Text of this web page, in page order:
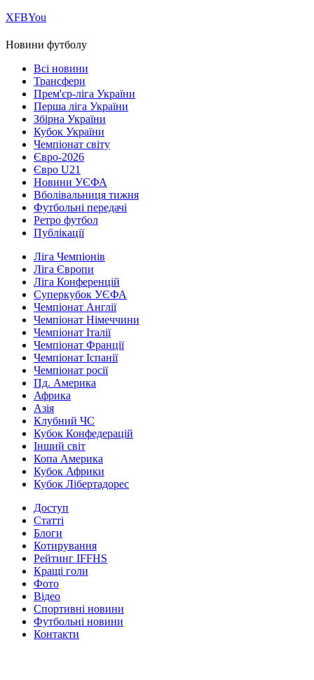
ХFBYou
Новини футболу
Всі новини
Трансфери
Прем'єр-ліга України
Перша ліга України
Збірна України
Кубок України
Чемпіонат світу
Євро-2026
Євро U21
Новини УЄФА
Вболівальниця тижня
Футбольні передачі
Ретро футбол
Публікації
Ліга Чемпіонів
Ліга Європи
Ліга Конференцій
Суперкубок УЄФА
Чемпіонат Англії
Чемпіонат Німеччини
Чемпіонат Італії
Чемпіонат Франції
Чемпіонат Іспанії
Чемпіонат росії
Пд. Америка
Африка
Азія
Клубний ЧС
Кубок Конфедерацій
Інший світ
Копа Америка
Кубок Африки
Кубок Лібертадорес
Доступ
Статті
Блоги
Котирування
Рейтинг IFFHS
Кращі голи
Фото
Відео
Спортивні новини
Футбольні новини
Контакти